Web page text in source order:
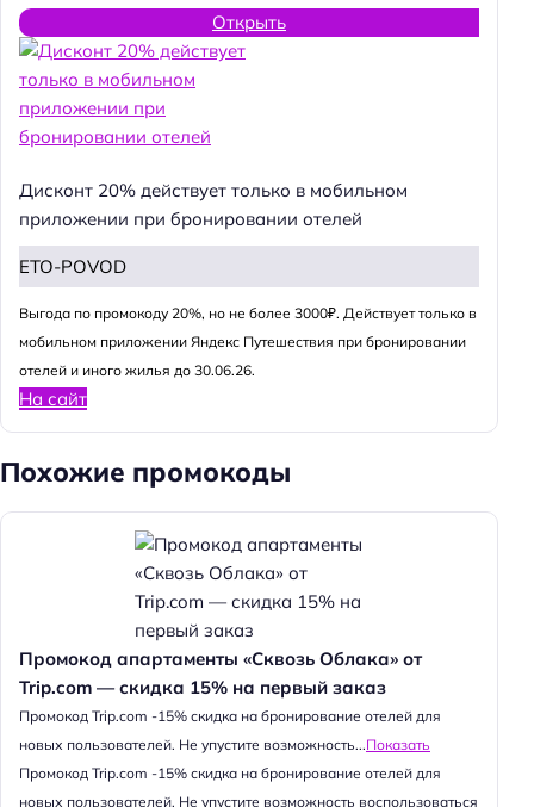
Открыть
Дисконт 20% действует только в мобильном
приложении при бронировании отелей
ETO-POVOD
Выгода по промокоду 20%, но не более 3000₽. Действует только в
мобильном приложении Яндекс Путешествия при бронировании
отелей и иного жилья до 30.06.26.
На сайт
Похожие промокоды
Промокод апартаменты «Сквозь Облака» от
Trip.com — скидка 15% на первый заказ
Промокод Trip.com -15% скидка на бронирование отелей для
новых пользователей. Не упустите возможность...Показать
Промокод Trip.com -15% скидка на бронирование отелей для
новых пользователей. Не упустите возможность воспользоваться